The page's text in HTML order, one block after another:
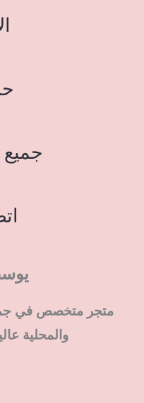
جميع
متجر متخصص في
والمحلية